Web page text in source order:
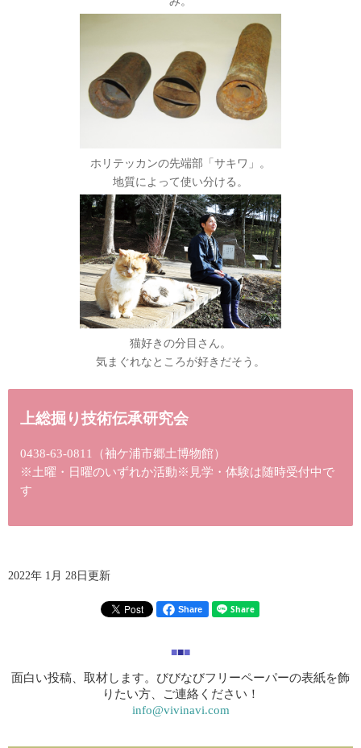
ホリテッカンの先端部「サキワ」。
地質によって使い分ける。
猫好きの分目さん。
気まぐれなところが好きだそう。
上総掘り技術伝承研究会
0438-63-0811
（袖ケ浦市郷土博物館）
※土曜・日曜のいずれか活動※見学・体験は随時受付中で
す
2022年 1月 28日更新
Share
■■■
面白い投稿、取材します。びびなびフリーペーパーの表紙を飾
りたい方、ご連絡ください！
info@vivinavi.com